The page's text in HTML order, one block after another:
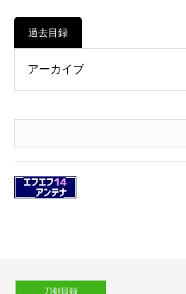
過去目録
刀剣目録